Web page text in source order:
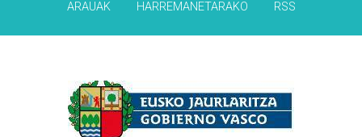
ARAUAK HARREMANETARAKO RSS